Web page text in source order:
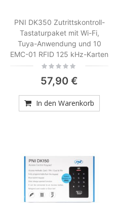
PNI DK350 Zutrittskontroll-
Tastaturpaket mit Wi-Fi,
Tuya-Anwendung und 10
EMC-01 RFID 125 kHz-Karten
Rating:
57,90 €
In den Warenkorb